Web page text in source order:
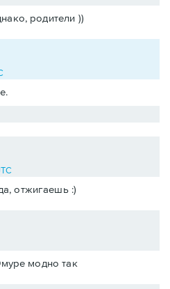
родители ))
отжигаешь :)
модно так